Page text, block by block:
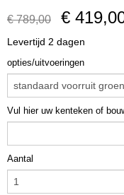
€ 789,00 €
Levertijd 2 dagen
opties/uitvoeringen
Vul hier uw kenteken of
Aantal